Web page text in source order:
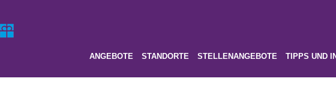
ANGEBOTE STANDORTE STELLENANGEBOTE TIPPS UND